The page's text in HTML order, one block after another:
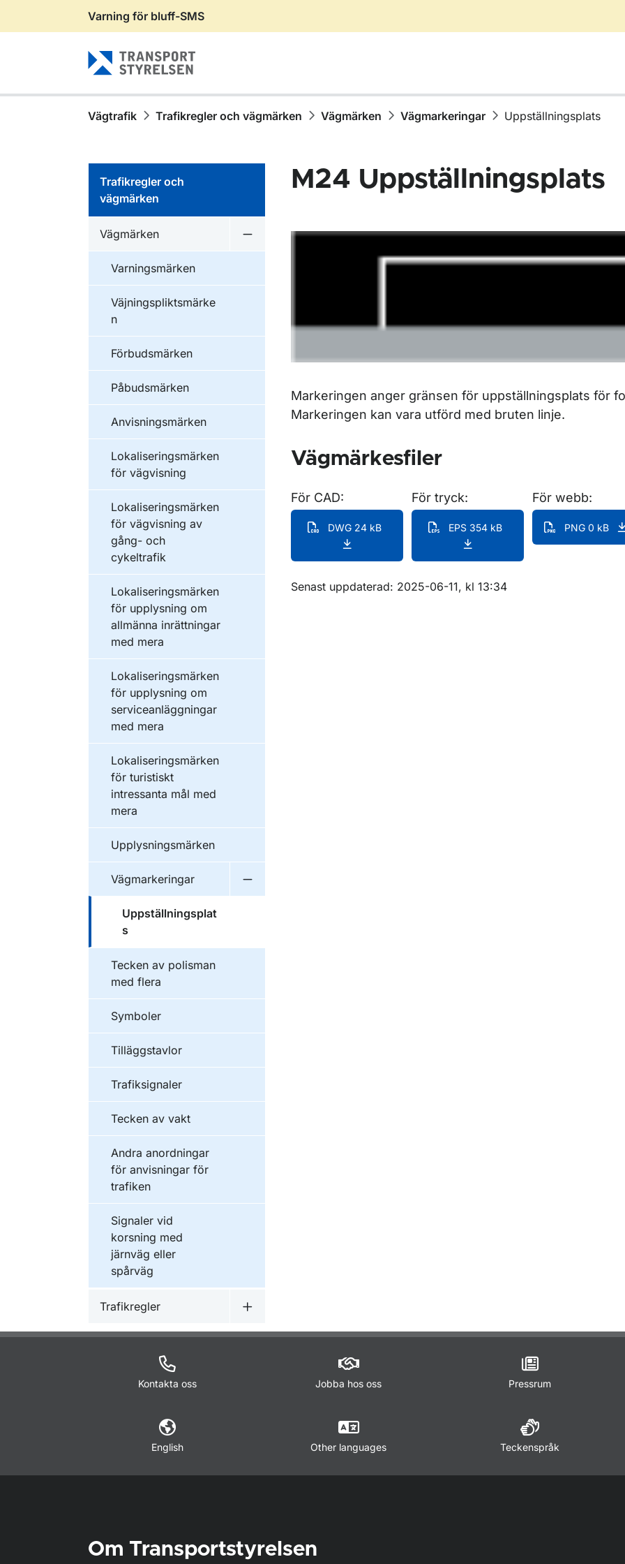
Gå till sidans innehåll
Varning för bluff-SMS
Vägtrafik Trafikregler och vägmärken Vägmärken Vägmarkeringar Uppställningsplats
Trafikregler och
vägmärken
Vägmärken
Varningsmärken
Väjningspliktsmärke
n
Förbudsmärken
Påbudsmärken
Anvisningsmärken
Lokaliseringsmärken
för vägvisning
Lokaliseringsmärken
för vägvisning av
gång- och
cykeltrafik
Lokaliseringsmärken
för upplysning om
allmänna inrättningar
med mera
Lokaliseringsmärken
för upplysning om
serviceanläggningar
med mera
Lokaliseringsmärken
för turistiskt
intressanta mål med
mera
Upplysningsmärken
Vägmarkeringar
Uppställningsplat
s
Tecken av polisman
med flera
Symboler
Tilläggstavlor
Trafiksignaler
Tecken av vakt
Andra anordningar
för anvisningar för
trafiken
Signaler vid
korsning med
järnväg eller
spårväg
Trafikregler
Undermeny för Trafikregler
M24 Uppställningsplats
Markeringen anger gränsen för uppställningsplats för
Markeringen kan vara utförd med bruten linje.
Vägmärkesfiler
För CAD:
DWG 24 kB
För tryck:
EPS 354 kB
För webb:
PNG 0 kB
Om sidan
Senast uppdaterad: 2025-06-11, kl 13:34
Kontakta oss Jobba hos oss Pressrum
English Other languages Teckenspråk
Om Transportstyrelsen